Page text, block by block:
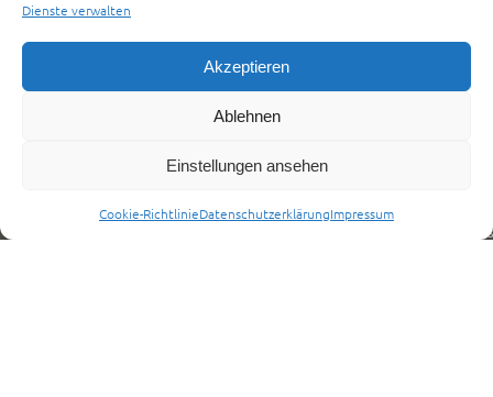
Dienste verwalten
Akzeptieren
Ablehnen
Einstellungen ansehen
Cookie-RichtlinieDatenschutzerklärungImpressum
Name*
RS MediTrans
Email:
info@rs-